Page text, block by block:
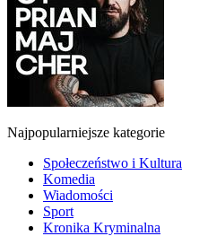
Najpopularniejsze kategorie
Społeczeństwo i Kultura
Komedia
Wiadomości
Sport
Kronika Kryminalna